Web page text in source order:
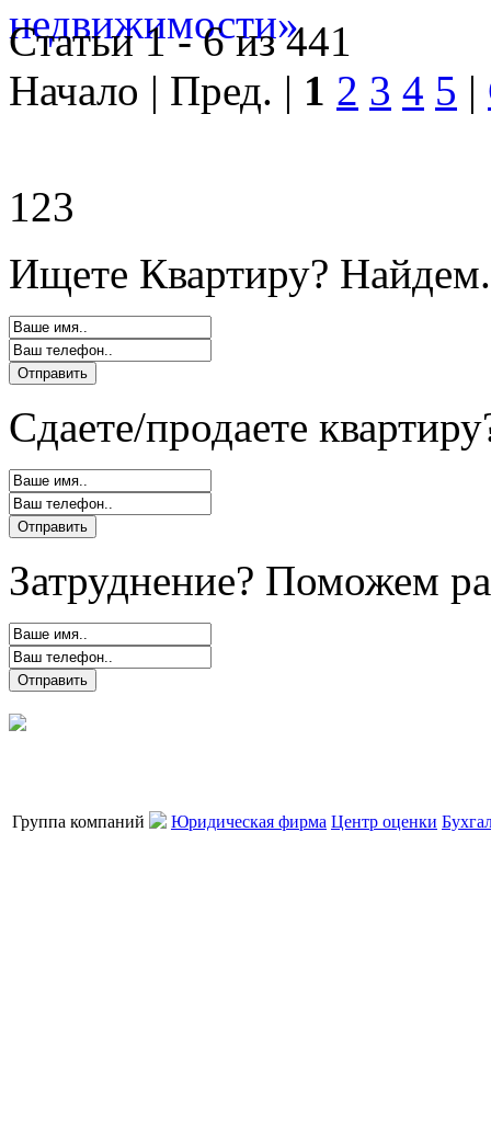
Статьи 1 - 6 из 441
Начало | Пред. | 1 2 3 4 5 |
123
Ищете Квартиру?
Сдаете/продаете
Затруднение? Поможем
Группа компаний Юридическая фирма Центр оценки